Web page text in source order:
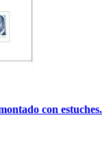
con estuches.